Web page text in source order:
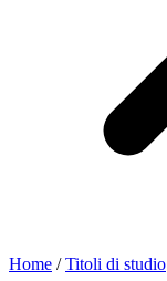
Home /Titoli di studio